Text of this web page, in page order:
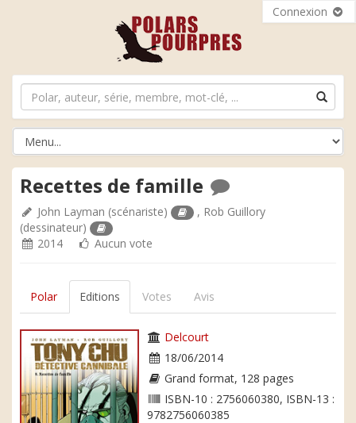
Connexion
Recettes de famille
John Layman (scénariste) , Rob Guillory
(dessinateur)
2014
Aucun vote
Polar Editions Votes Avis
Delcourt
18/06/2014
Grand format, 128 pages
ISBN-10 : 2756060380, ISBN-13 :
9782756060385